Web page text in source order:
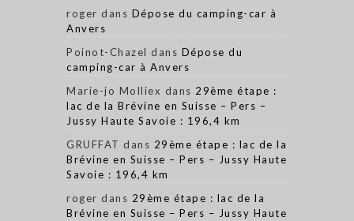
roger dans Dépose du camping-car à
Anvers
Poinot-Chazel dans Dépose du
camping-car à Anvers
Marie-jo Molliex dans 29ème étape :
lac de la Brévine en Suisse – Pers –
Jussy Haute Savoie : 196,4 km
GRUFFAT dans 29ème étape : lac de la
Brévine en Suisse – Pers – Jussy Haute
Savoie : 196,4 km
roger dans 29ème étape : lac de la
Brévine en Suisse – Pers – Jussy Haute